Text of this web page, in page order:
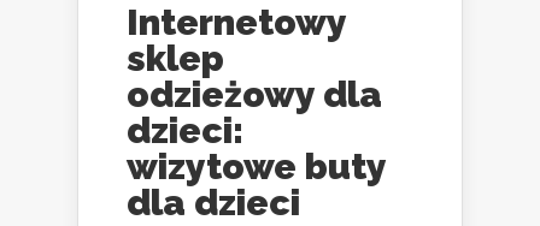
Internetowy
sklep
odzieżowy dla
dzieci:
wizytowe buty
dla dzieci